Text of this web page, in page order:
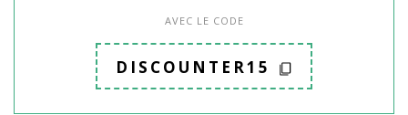
AVEC LE CODE
DISCOUNTER15